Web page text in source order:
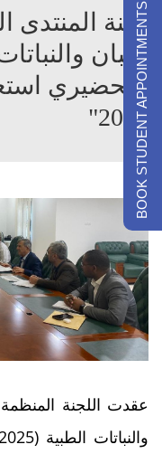
لجنة المنتدى
اللبان
2025"
عقدت اللجنة المنظمة
BOOK STUDENT APPOINTMENTS